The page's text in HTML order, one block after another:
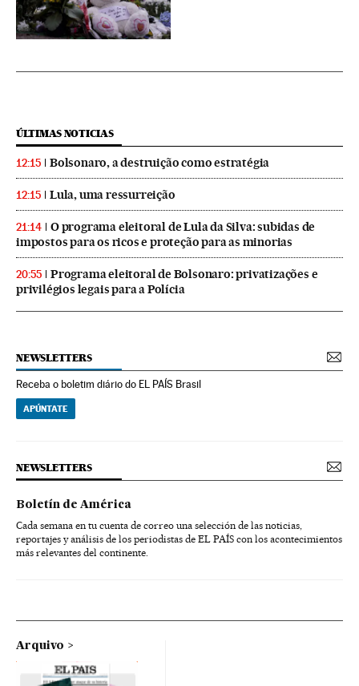
ÚLTIMAS NOTICIAS
12:15 Bolsonaro, a destruição como estratégia
12:15 Lula, uma ressurreição
21:14
O programa eleitoral de Lula da Silva: subidas de
impostos para os ricos e proteção para as minorias
20:55
Programa eleitoral de Bolsonaro: privatizações e
privilégios legais para a Polícia
NEWSLETTERS
Receba o boletim diário do EL PAÍS Brasil
APÚNTATE
NEWSLETTERS
Boletín de América
Cada semana en tu cuenta de correo una selección de las noticias,
reportajes y análisis de los periodistas de EL PAÍS con los acontecimientos
más relevantes del continente.
Arquivo